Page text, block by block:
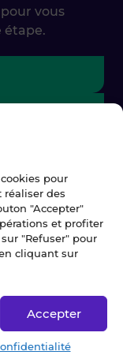
pour
des
"Accepter"
et profiter
"Refuser" pour
cliquant sur
Accepter
vous
étape.